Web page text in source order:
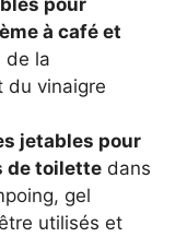
à café et
de la
du vinaigre
jetables pour
de toilette dans
gel
utilisés et